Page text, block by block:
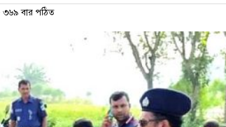
৩৬৯ বার পঠিত